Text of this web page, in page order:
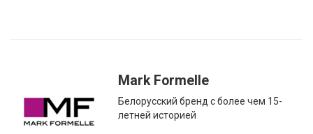
Mark Formelle
Белорусский бренд с более чем 15-
летней историей